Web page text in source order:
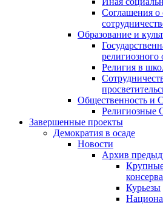
Соглашения о
Образование и
религиозного
Религия в
Общественность и
Завершенные проекты
Демократия в осаде
Новости
Архив
Курьезы